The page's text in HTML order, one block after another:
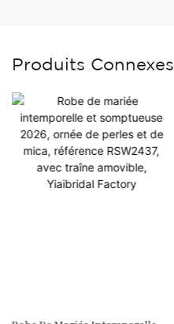
Produits Connexes